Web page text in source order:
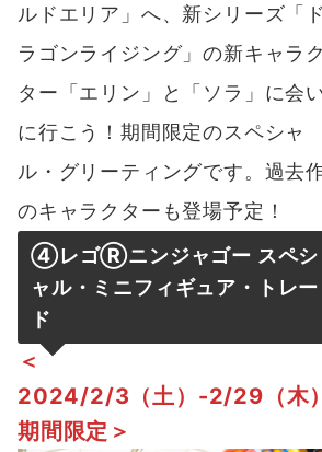
ルドエリア」へ、新シリーズ「ド
ラゴンライジング」の新キャラク
ター「エリン」と「ソラ」に会
に行こう！期間限定のスペシャ
ル・グリーティングです。過去
のキャラクターも登場予定！
④レゴⓇニンジャゴー スペシ
ャル・ミニフィギュア・トレー
ド
＜
2024/2/3（土）-2/29（木）
期間限定＞